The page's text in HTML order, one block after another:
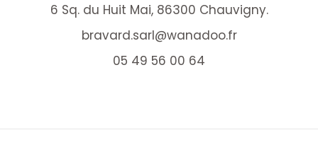
6 Sq. du Huit Mai, 86300 Chauvigny.
bravard.sarl@wanadoo.fr
05 49 56 00 64